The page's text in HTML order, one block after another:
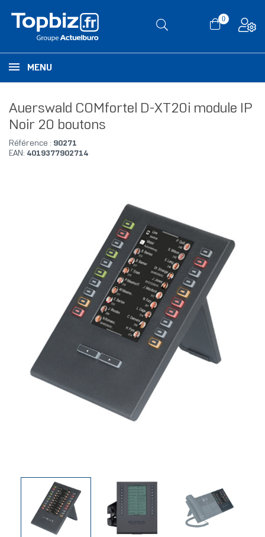
0
MENU
Auerswald COMfortel D-XT20i module IP
Noir 20 boutons
Référence : 90271
EAN: 4019377902714